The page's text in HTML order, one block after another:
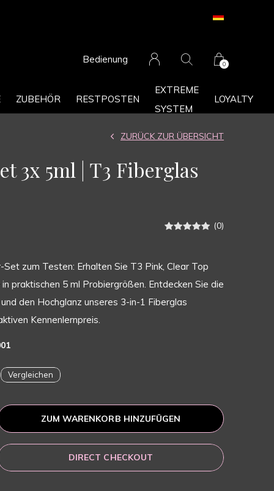
ZUBEHÖR RESTPOSTEN
EXTREME
SYSTEM
LOYALTY
Bedienung 0
3x 5ml | T3 Fiberglas
ZURÜCK ZUR ÜBERSICHT
(0)
zum Testen: Erhalten Sie T3 Pink, Clear Top
praktischen 5 ml Probiergrößen. Entdecken Sie die
den Hochglanz unseres 3-in-1 Fiberglas
Kennenlernpreis.
Vergleichen
ZUM WARENKORB HINZUFÜGEN
DIRECT CHECKOUT